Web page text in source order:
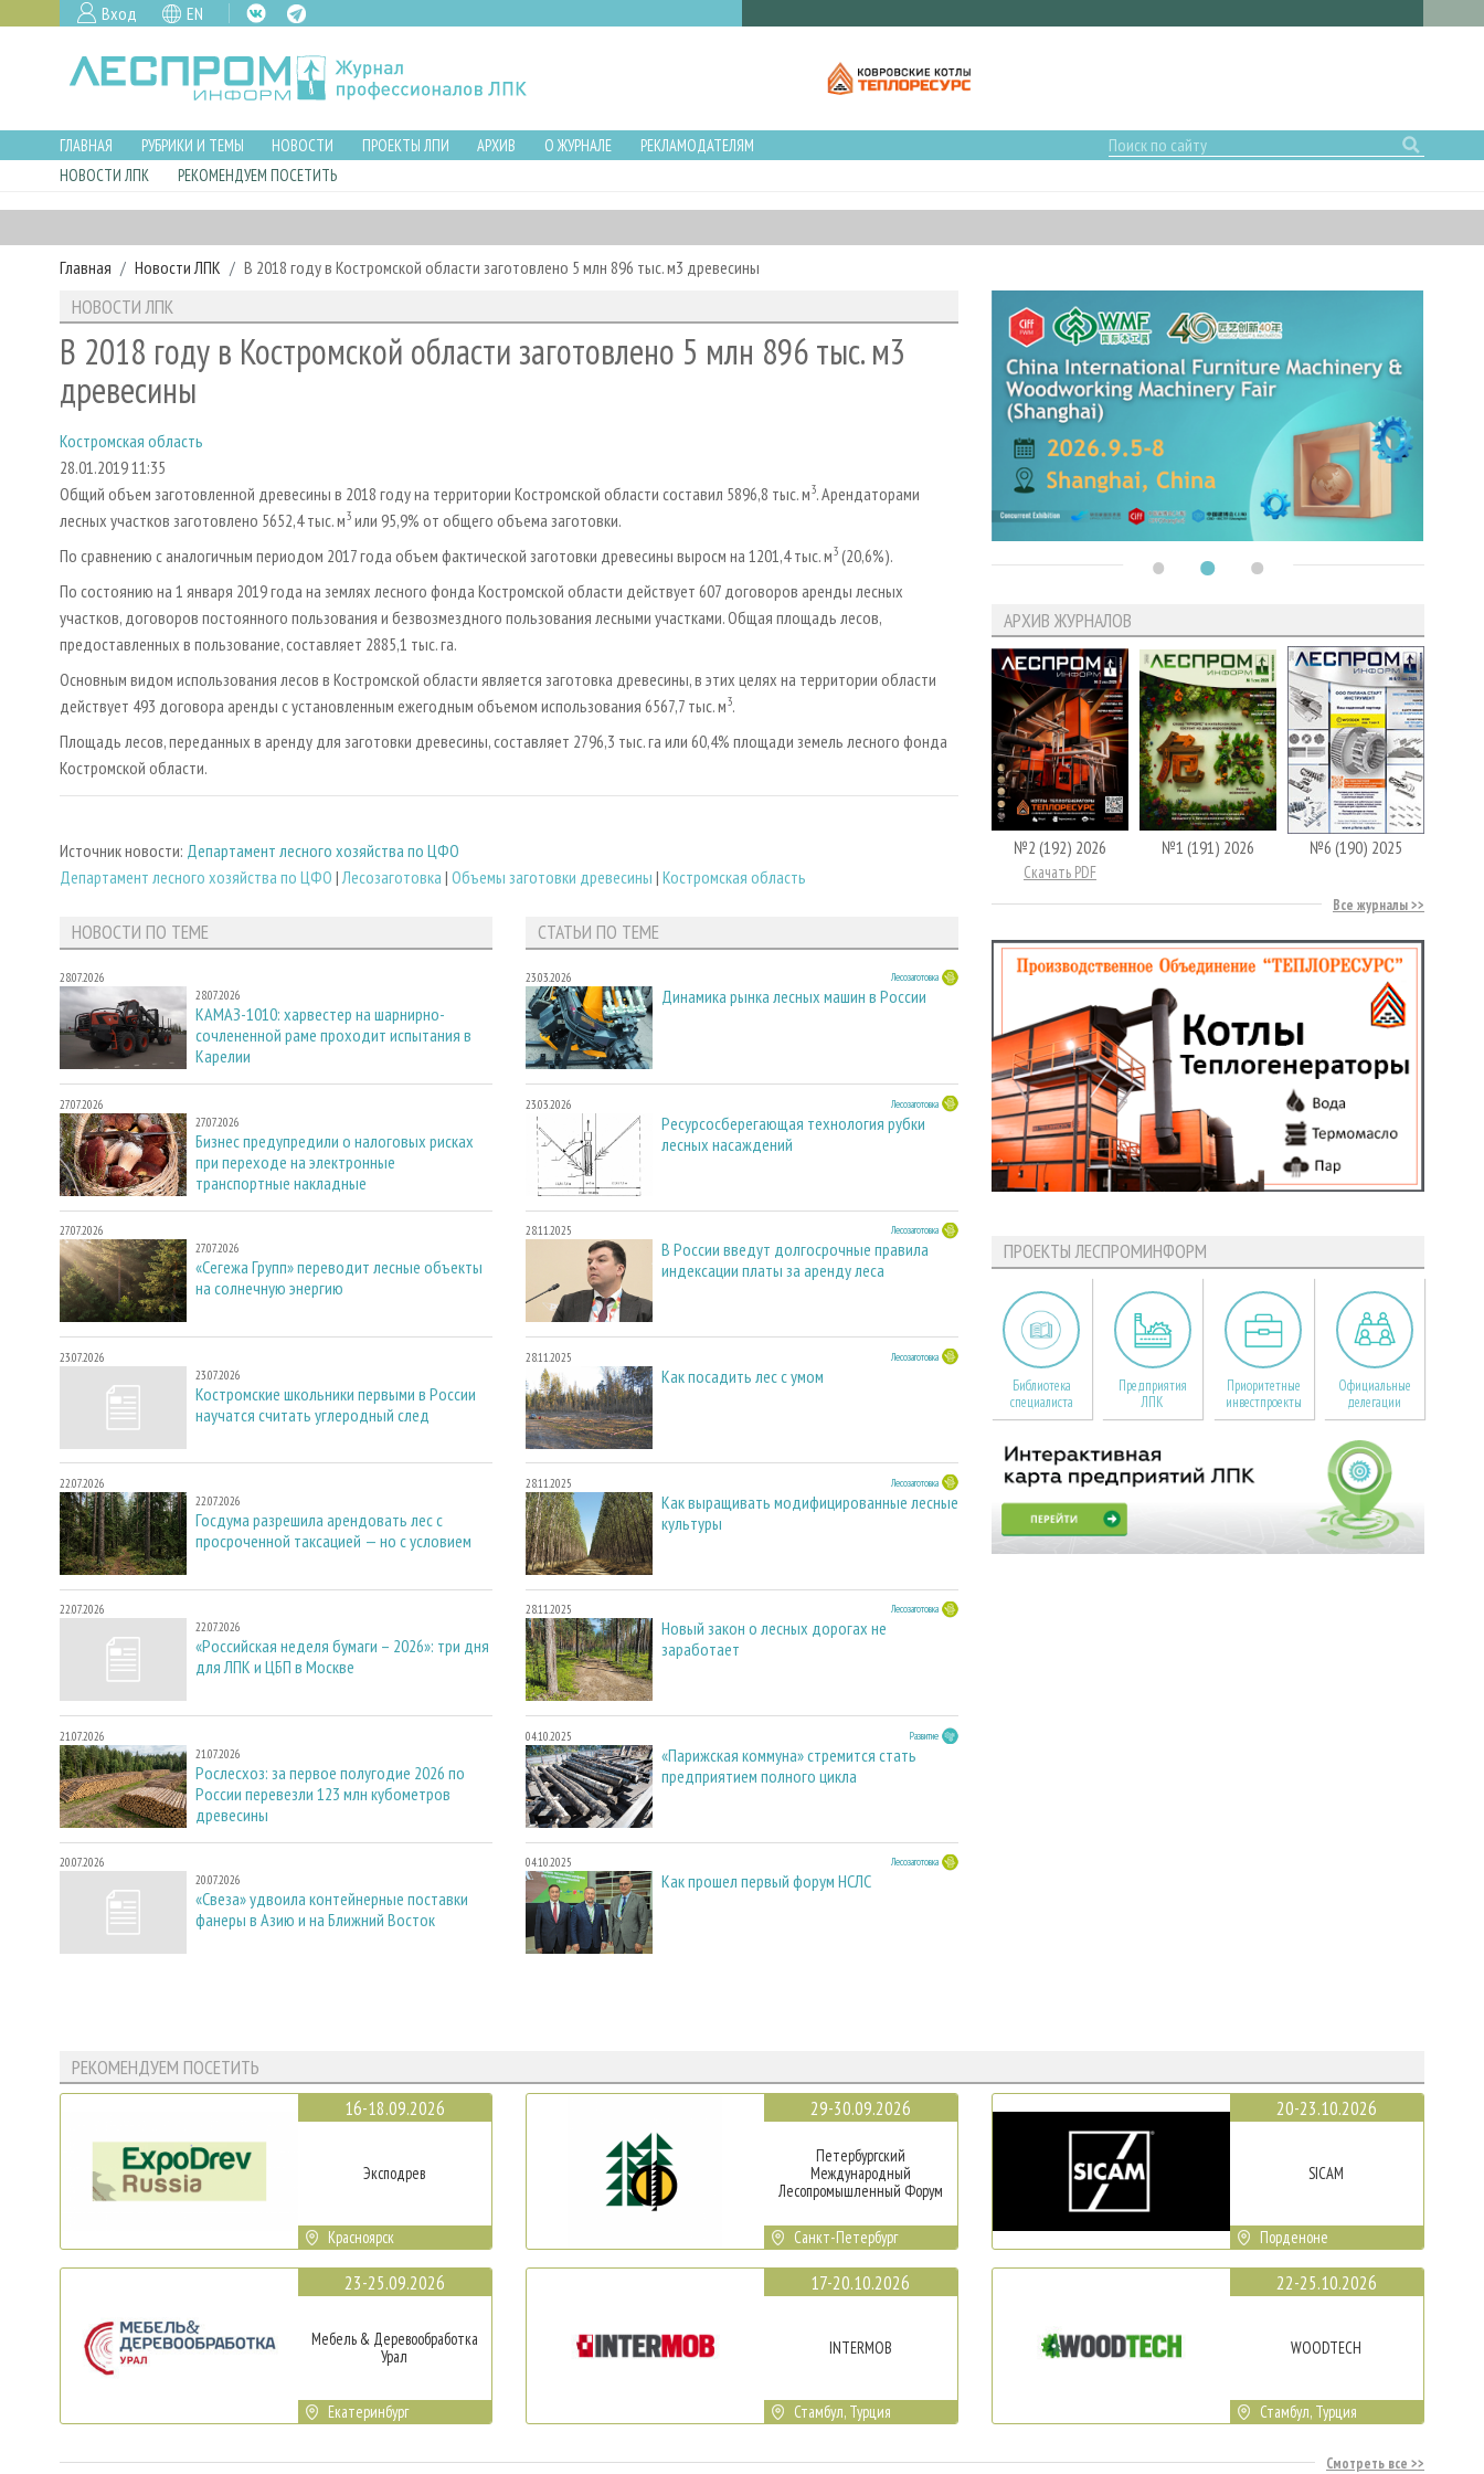
Вход EN
ГЛАВНАЯ РУБРИКИ И ТЕМЫ НОВОСТИ ПРОЕКТЫ ЛПИ АРХИВ О ЖУРНАЛЕ
РЕКЛАМОДАТЕЛЯМ
НОВОСТИ ЛПК
РЕКОМЕНДУЕМ ПОСЕТИТЬ
Главная Новости ЛПК В 2018 году в Костромской области заготовлено 5 млн 896 тыс. м3 древесины
НОВОСТИ ЛПК
В 2018 году в Костромской области заготовлено 5 млн 896 тыс. м3
древесины
Костромская область
28.01.2019 11:35
Общий объем заготовленной древесины в 2018 году на территории Костромской области составил 5896,8 тыс. м3. Арендаторами
лесных участков заготовлено 5652,4 тыс. м3 или 95,9% от общего объема заготовки.
По сравнению с аналогичным периодом 2017 года объем фактической заготовки древесины выросм на 1201,4 тыс. м3 (20,6%).
По состоянию на 1 января 2019 года на землях лесного фонда Костромской области действует 607 договоров аренды лесных
участков, договоров постоянного пользования и безвозмездного пользования лесными участками. Общая площадь лесов,
предоставленных в пользование, составляет 2885,1 тыс. га.
Основным видом использования лесов в Костромской области является заготовка древесины, в этих целях на территории области
действует 493 договора аренды с установленным ежегодным объемом использования 6567,7 тыс. м3.
Площадь лесов, переданных в аренду для заготовки древесины, составляет 2796,3 тыс. га или 60,4% площади земель лесного фонда
Костромской области.
Источник новости: Департамент лесного хозяйства по ЦФО
Департамент лесного хозяйства по ЦФО | Лесозаготовка | Объемы заготовки древесины | Костромская область
НОВОСТИ ПО ТЕМЕ
28.07.2026
28.07.2026
КАМАЗ-1010: харвестер на шарнирно-
сочлененной раме проходит испытания в
Карелии
27.07.2026
27.07.2026
Бизнес предупредили о налоговых рисках
при переходе на электронные
транспортные накладные
27.07.2026
27.07.2026
«Сегежа Групп» переводит лесные объекты
на солнечную энергию
23.07.2026
23.07.2026
Костромские школьники первыми в России
научатся считать углеродный след
22.07.2026
22.07.2026
Госдума разрешила арендовать лес с
просроченной таксацией — но с условием
22.07.2026
22.07.2026
«Российская неделя бумаги – 2026»: три дня
для ЛПК и ЦБП в Москве
21.07.2026
21.07.2026
Рослесхоз: за первое полугодие 2026 по
России перевезли 123 млн кубометров
древесины
20.07.2026
20.07.2026
«Свеза» удвоила контейнерные поставки
фанеры в Азию и на Ближний Восток
СТАТЬИ ПО ТЕМЕ
23.03.2026 Лесозаготовка
Динамика рынка лесных машин в России
23.03.2026 Лесозаготовка
Ресурсосберегающая технология рубки
лесных насаждений
28.11.2025 Лесозаготовка
В России введут долгосрочные правила
индексации платы за аренду леса
28.11.2025 Лесозаготовка
Как посадить лес с умом
28.11.2025 Лесозаготовка
Как выращивать модифицированные лесные
культуры
28.11.2025 Лесозаготовка
Новый закон о лесных дорогах не
заработает
04.10.2025 Развитие
«Парижская коммуна» стремится стать
предприятием полного цикла
04.10.2025 Лесозаготовка
Как прошел первый форум НСЛС
АРХИВ ЖУРНАЛОВ
№2 (192) 2026
Скачать PDF
№1 (191) 2026 №6 (190) 2025
Все журналы
ПРОЕКТЫ ЛЕСПРОМИНФОРМ
Библиотека
специалиста
Предприятия
ЛПК
Приоритетные
инвестпроекты
Официальные
делегации
РЕКОМЕНДУЕМ ПОСЕТИТЬ
16-18.09.2026
Эксподрев
Красноярск
23-25.09.2026
Мебель & Деревообработка
Урал
Екатеринбург
29-30.09.2026
Петербургский
Международный
Лесопромышленный Форум
Санкт-Петербург
17-20.10.2026
INTERMOB
Стамбул, Турция
20-23.10.2026
SICAM
Порденоне
22-25.10.2026
WOODTECH
Стамбул, Турция
Смотреть все